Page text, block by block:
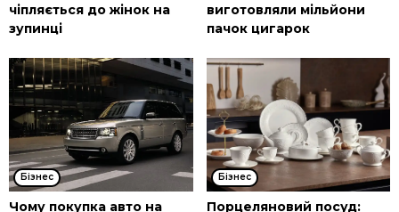
чіпляється до жінок на
зупинці
виготовляли мільйони
пачок цигарок
Бізнес
Чому покупка авто на
Бізнес
Порцеляновий посуд: